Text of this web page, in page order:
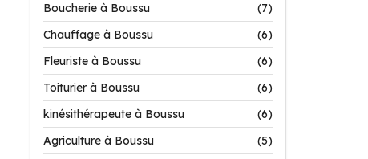
Boucherie à Boussu
(7)
Chauffage à Boussu
(6)
Fleuriste à Boussu
(6)
Toiturier à Boussu
(6)
kinésithérapeute à Boussu
(6)
Agriculture à Boussu
(5)